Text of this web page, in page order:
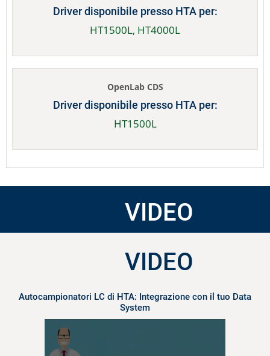
Driver disponibile presso HTA per:
HT1500L, HT4000L
OpenLab CDS
Driver disponibile presso HTA per:
HT1500L
VIDEO
VIDEO
Autocampionatori LC di HTA: Integrazione con il tuo Data
System